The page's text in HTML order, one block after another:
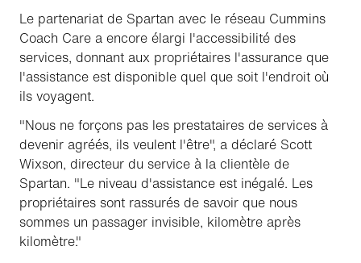
Le partenariat de Spartan avec le réseau Cummins
Coach Care a encore élargi l'accessibilité des
services, donnant aux propriétaires l'assurance que
l'assistance est disponible quel que soit l'endroit où
ils voyagent.
"Nous ne forçons pas les prestataires de services à
devenir agréés, ils veulent l'être", a déclaré Scott
Wixson, directeur du service à la clientèle de
Spartan. "Le niveau d'assistance est inégalé. Les
propriétaires sont rassurés de savoir que nous
sommes un passager invisible, kilomètre après
kilomètre."